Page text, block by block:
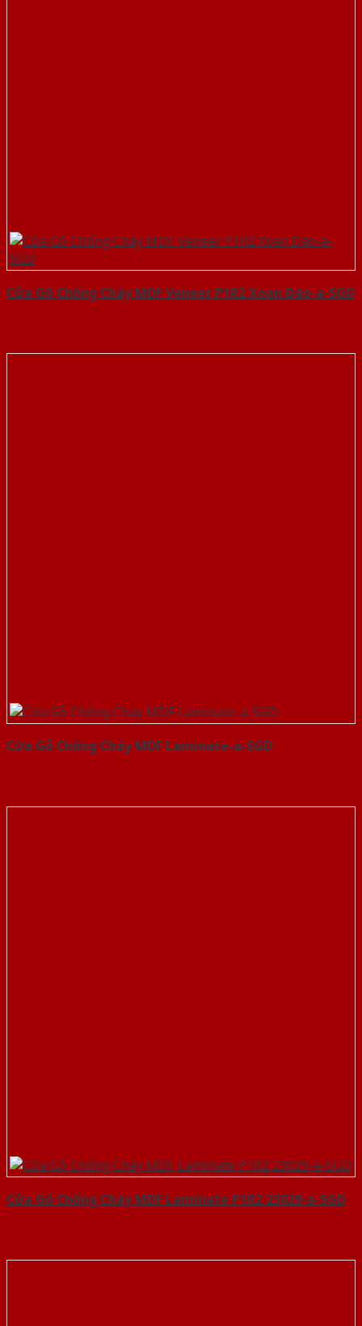
Cửa Gỗ Chống Cháy MDF Veneer P1R2 Xoan Đào-a-SGD
Cửa Gỗ Chống Cháy MDF Laminate-a-SGD
Cửa Gỗ Chống Cháy MDF Laminate P1R2 23029-a-SGD